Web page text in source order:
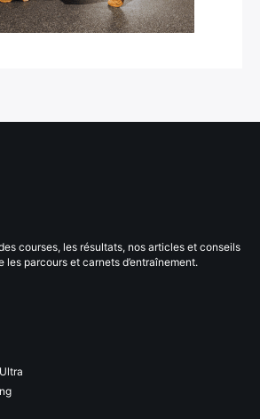
courses, les résultats, nos articles et conseils
les parcours et carnets d’entraînement.